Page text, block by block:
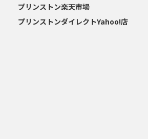
プリンストン楽天市場
プリンストンダイレクトYahoo!店